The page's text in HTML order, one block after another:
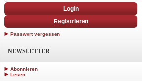
Login
Registrieren
Passwort vergessen
NEWSLETTER
Abonnieren
Lesen